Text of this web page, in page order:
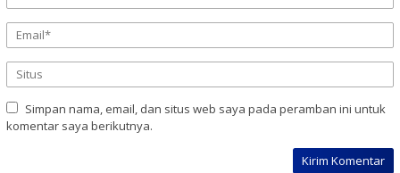
Simpan nama, email, dan situs web saya pada peramban ini untuk
komentar saya berikutnya.